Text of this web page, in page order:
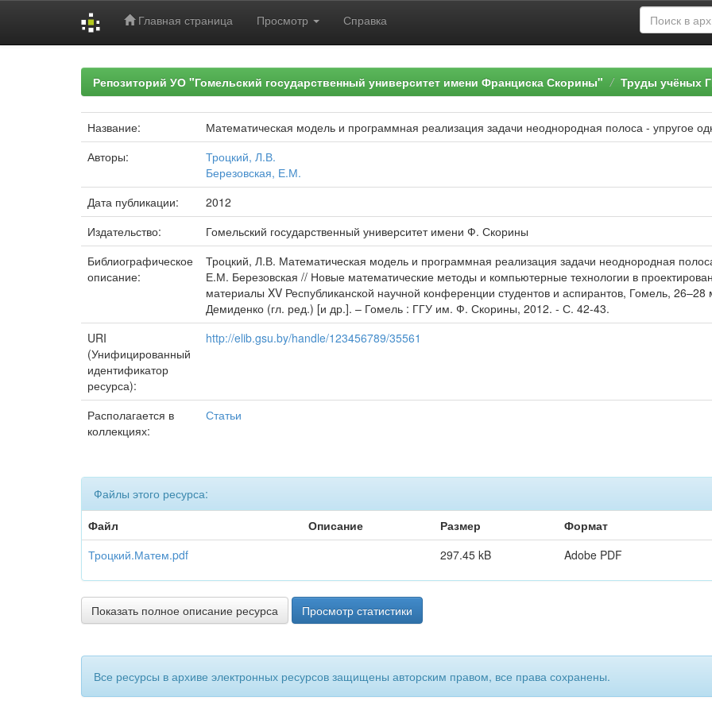
Главная страница Просмотр Справка
Репозиторий УО "Гомельский государственный университет имени Франциска Скорины" Труды учёных
Название:
Математическая модель и программная реализация задачи неоднородная полоса - упругое
Авторы:
Троцкий, Л.В.
Березовская, Е.М.
Дата публикации:
2012
Издательство:
Гомельский государственный университет имени Ф. Скорины
Библиографическое
описание:
Троцкий, Л.В. Математическая модель и программная реализация задачи неоднородная
Е.М. Березовская // Новые математические методы и компьютерные технологии в
материалы XV Республиканской научной конференции студентов и аспирантов, Гомель,
Демиденко (гл. ред.) [и др.]. – Гомель : ГГУ им. Ф. Скорины, 2012. - С. 42-43.
URI
(Унифицированный
идентификатор
ресурса):
http://elib.gsu.by/handle/123456789/35561
Располагается в
коллекциях:
Статьи
Файлы этого ресурса:
Файл
Описание Размер
Формат
Троцкий.Матем.pdf
297.45 kB Adobe PDF
Показать полное описание ресурса Просмотр статистики
Все ресурсы в архиве электронных ресурсов защищены авторским правом, все права сохранены.